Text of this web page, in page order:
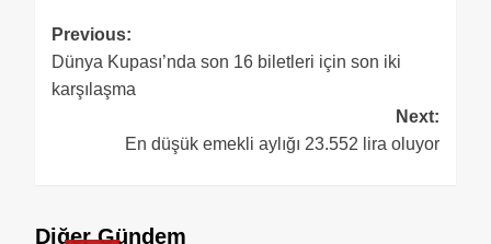
Previous:
Dünya Kupası’nda son 16 biletleri için son iki
karşılaşma
Next:
En düşük emekli aylığı 23.552 lira oluyor
Diğer Gündem